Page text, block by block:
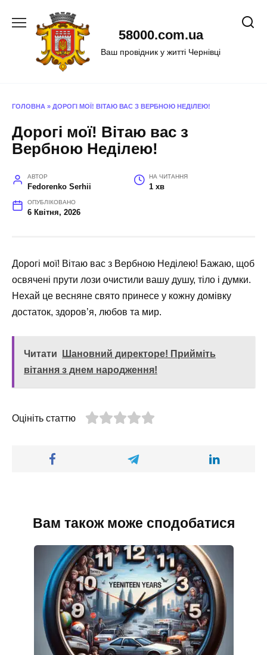
58000.com.ua
Ваш провідник у житті Чернівці
ГОЛОВНА » ДОРОГІ МОЇ! ВІТАЮ ВАС З ВЕРБНОЮ НЕДІЛЕЮ!
Дорогі мої! Вітаю вас з
Вербною Неділею!
АВТОР
Fedorenko Serhii
НА ЧИТАННЯ
1 хв
ОПУБЛІКОВАНО
6 Квітня, 2026
Дорогі мої! Вітаю вас з Вербною Неділею! Бажаю, щоб
освячені прути лози очистили вашу душу, тіло і думки.
Нехай це весняне свято принесе у кожну домівку
достаток, здоров’я, любов та мир.
Читати
Шановний директоре! Прийміть
вітання з днем народження!
Оцініть статтю
Вам також може сподобатися